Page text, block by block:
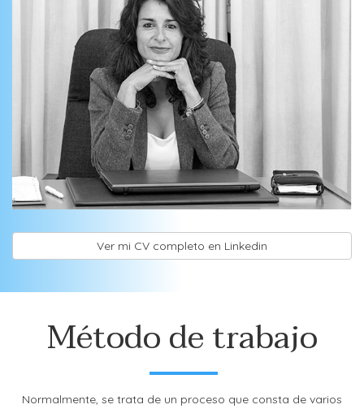
Ver mi CV completo en Linkedin
Método de trabajo
Normalmente, se trata de un proceso que consta de varios